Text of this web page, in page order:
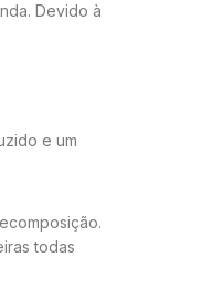
Devido à
e um
todas